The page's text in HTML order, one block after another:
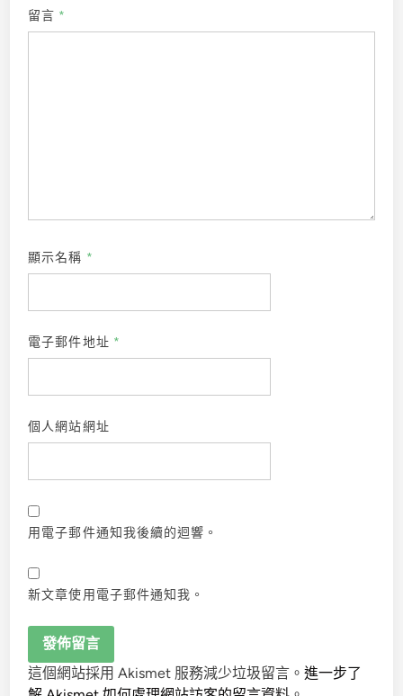
留言 *
顯示名稱 *
電子郵件地址 *
個人網站網址
用電子郵件通知我後續的迴響。
新文章使用電子郵件通知我。
這個網站採用 Akismet 服務減少垃圾留言。進一步了